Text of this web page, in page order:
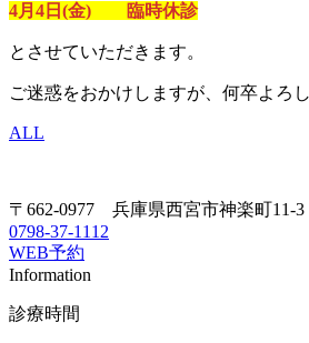
4月4日(金) 臨時休診
とさせていただきます。
ご迷惑をおかけしますが、何卒よろ
ALL
〒662-0977 兵庫県西宮市神楽町11-3
0798-37-1112
WEB予約
Information
診療時間